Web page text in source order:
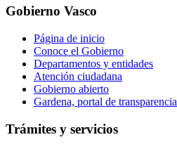
Gobierno Vasco
Página de inicio
Conoce el Gobierno
Departamentos y entidades
Atención ciudadana
Gobierno abierto
Gardena, portal de transparencia
Trámites y servicios